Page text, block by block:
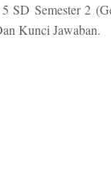
SD Semester 2
Kunci Jawaban.